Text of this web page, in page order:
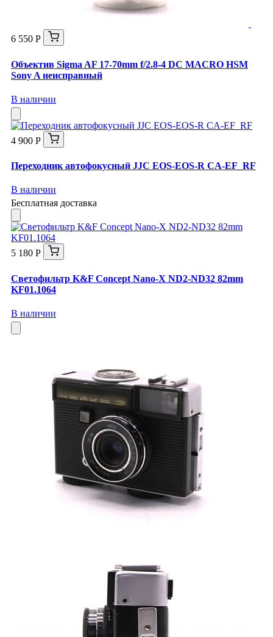
6 550 Р
Объектив Sigma AF 17-70mm f/2.8-4 DC MACRO HSM
Sony A неисправный
В наличии
4 900 Р
Переходник автофокусный JJC EOS-EOS-R CA-EF_RF
В наличии
Бесплатная доставка
5 180 Р
Светофильтр K&F Concept Nano-X ND2-ND32 82mm
KF01.1064
В наличии